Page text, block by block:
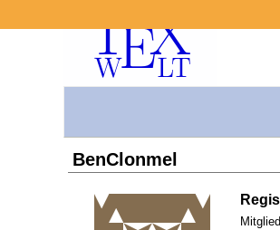
BenClonmel